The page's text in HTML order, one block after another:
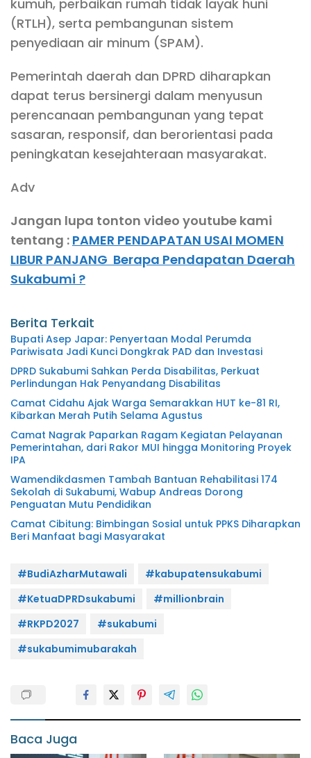
kumuh, perbaikan rumah tidak layak huni
(RTLH), serta pembangunan sistem
penyediaan air minum (SPAM).
Pemerintah daerah dan DPRD diharapkan
dapat terus bersinergi dalam menyusun
perencanaan pembangunan yang tepat
sasaran, responsif, dan berorientasi pada
peningkatan kesejahteraan masyarakat.
Adv
Jangan lupa tonton video youtube kami
tentang : PAMER PENDAPATAN USAI MOMEN
LIBUR PANJANG Berapa Pendapatan Daerah
Sukabumi ?
Berita Terkait
Bupati Asep Japar: Penyertaan Modal Perumda
Pariwisata Jadi Kunci Dongkrak PAD dan Investasi
DPRD Sukabumi Sahkan Perda Disabilitas, Perkuat
Perlindungan Hak Penyandang Disabilitas
Camat Cidahu Ajak Warga Semarakkan HUT ke-81 RI,
Kibarkan Merah Putih Selama Agustus
Camat Nagrak Paparkan Ragam Kegiatan Pelayanan
Pemerintahan, dari Rakor MUI hingga Monitoring Proyek
IPA
Wamendikdasmen Tambah Bantuan Rehabilitasi 174
Sekolah di Sukabumi, Wabup Andreas Dorong
Penguatan Mutu Pendidikan
Camat Cibitung: Bimbingan Sosial untuk PPKS Diharapkan
Beri Manfaat bagi Masyarakat
#BudiAzharMutawali
#kabupatensukabumi
#KetuaDPRDsukabumi
#millionbrain
#RKPD2027
#sukabumi
#sukabumimubarakah
Baca Juga